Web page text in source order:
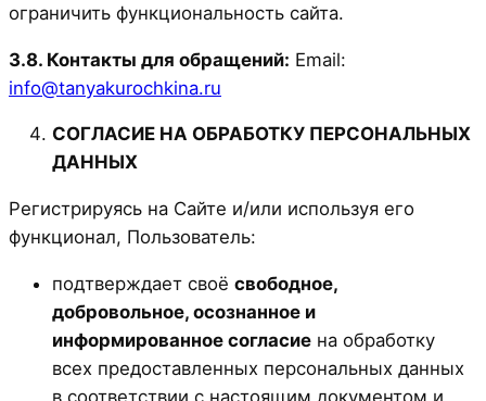
ограничить функциональность сайта.
3.8. Контакты для обращений: Email:
info@tanyakurochkina.ru
СОГЛАСИЕ НА ОБРАБОТКУ ПЕРСОНАЛЬНЫХ
ДАННЫХ
Регистрируясь на Сайте и/или используя его
функционал, Пользователь:
подтверждает своё свободное,
добровольное, осознанное и
информированное согласие на обработку
всех предоставленных персональных данных
в соответствии с настоящим документом и